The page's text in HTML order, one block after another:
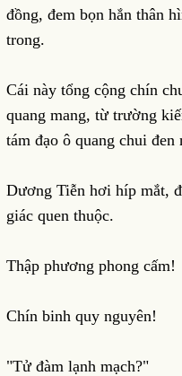
đồng, đem bọn hắn thân
trong.
Cái này tổng cộng chín
quang mang, từ trường
tám đạo ô quang chui
Dương Tiễn hơi híp mắt,
giác quen thuộc.
Thập phương phong cấm!
Chín binh quy nguyên!
"Tử đàm lạnh mạch?"